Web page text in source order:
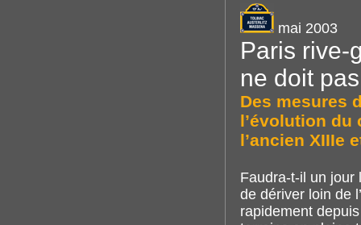
mai 2003
Paris rive-
ne doit
Des mesures
l’évolution du
l’ancien XIIIe
Faudra-t-il un jour
de dériver loin de
rapidement